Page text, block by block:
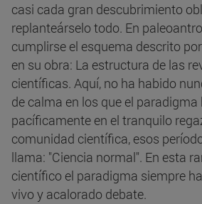
casi cada gran descubrimiento
replanteárselo todo. En
cumplirse el esquema descrito
en su obra: La estructura de las
científicas. Aquí, no ha habido
de calma en los que el paradigma
pacíficamente en el tranquilo
comunidad científica, esos
llama: "Ciencia normal". En esta
científico el paradigma siempre
vivo y acalorado debate.